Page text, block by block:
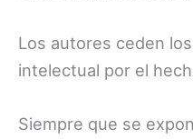
Los autores ceden
intelectual por el
Siempre que se